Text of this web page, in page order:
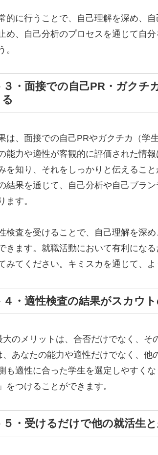
的に行うことで、自己理解を深め、
め、自己分析のプロセスを通じて自
。
・面接での自己PR・ガクチ
は、面接での自己PRやガクチカ（学
能力や適性が客観的に評価された情
を知り、それをしっかりと伝えるこ
結果を通じて、自己分析や自己ブラ
ます。
検査を受けることで、自己理解を深
きます。就職活動において有利にな
みてください。キミスカを通じて、
４・適性検査の結果がスカウ
大のメリットは、合否だけでなく、
、あなたの能力や適性だけでなく、
も適性に合った学生を選定しやすく
をつけることができます。
・受けるだけで他の就活生と